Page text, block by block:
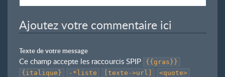
Ajoutez votre commentaire ici
Texte de votre message
Ce champ accepte les raccourcis SPIP
{{gras}}
{italique}
-*liste [texte->url]
<quote>